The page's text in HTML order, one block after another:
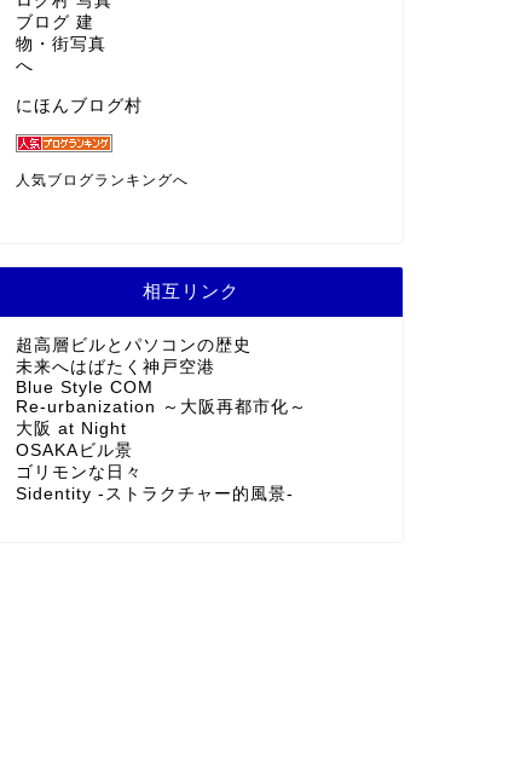
にほんブログ村
人気ブログランキングへ
相互リンク
超高層ビルとパソコンの歴史
未来へはばたく神戸空港
Blue Style COM
Re-urbanization ～大阪再都市化～
大阪 at Night
OSAKAビル景
ゴリモンな日々
Sidentity -ストラクチャー的風景-